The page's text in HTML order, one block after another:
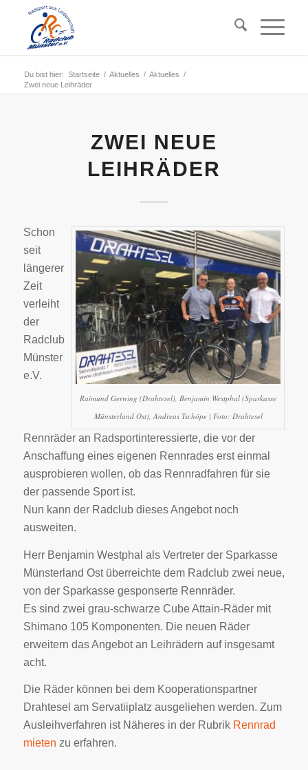
Du bist hier: Startseite / Aktuelles / Aktuelles /
Zwei neue Leihräder
ZWEI NEUE
LEIHRÄDER
Raimund Gerwing (Drahtesel), Benjamin Westphal (Sparkasse
Münsterland Ost), Andreas Tschöpe | Foto: Drahtesel
Schon
seit
längerer
Zeit
verleiht
der
Radclub
Münster
e.V.
Rennräder an Radsportinteressierte, die vor der
Anschaffung eines eigenen Rennrades erst einmal
ausprobieren wollen, ob das Rennradfahren für sie
der passende Sport ist.
Nun kann der Radclub dieses Angebot noch
ausweiten.
Herr Benjamin Westphal als Vertreter der Sparkasse
Münsterland Ost überreichte dem Radclub zwei neue,
von der Sparkasse gesponserte Rennräder.
Es sind zwei grau-schwarze Cube Attain-Räder mit
Shimano 105 Komponenten. Die neuen Räder
erweitern das Angebot an Leihrädern auf insgesamt
acht.
Die Räder können bei dem Kooperationspartner
Drahtesel am Servatiiplatz ausgeliehen werden. Zum
Ausleihverfahren ist Näheres in der Rubrik Rennrad
mieten zu erfahren.